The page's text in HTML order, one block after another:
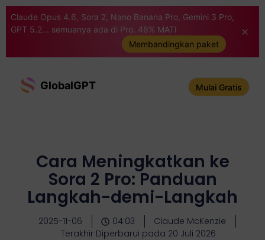
Claude Opus 4.6, Sora 2, Nano Banana Pro, Gemini 3 Pro,
GPT 5.2... semuanya ada di Pro. 46% MATI
Membandingkan paket
GlobalGPT Mulai Gratis
Cara Meningkatkan ke
Sora 2 Pro: Panduan
Langkah-demi-Langkah
2025-11-06 04:03
Claude McKenzie
Terakhir Diperbarui pada 20 Juli 2026